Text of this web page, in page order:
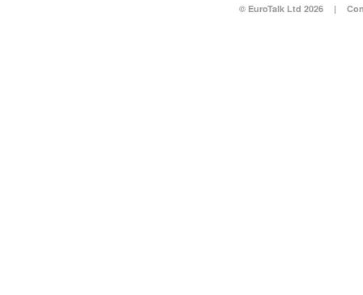
© EuroTalk Ltd 2026 |